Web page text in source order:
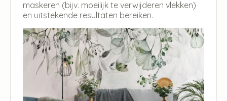
maskeren (bijv. moeilijk te verwijderen vlekken)
en uitstekende resultaten bereiken.